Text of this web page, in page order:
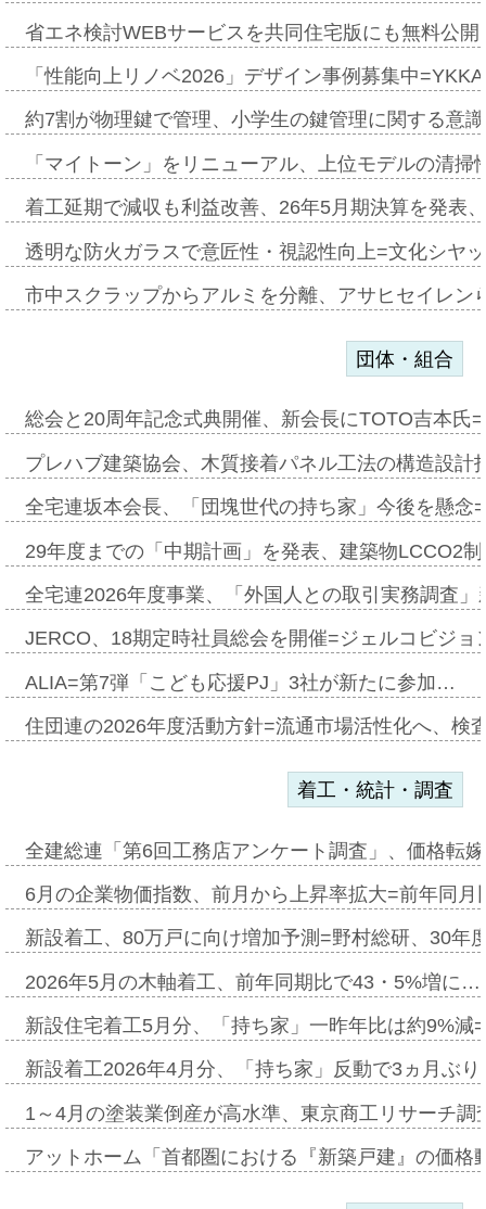
省エネ検討WEBサービスを共同住宅版にも無料公
「性能向上リノベ2026」デザイン事例募集中
約7割が物理鍵で管理、小学生の鍵管理に関する意
「マイトーン」をリニューアル、上位モデルの清
着工延期で減収も利益改善、26年5月期決算を発表
透明な防火ガラスで意匠性・視認性向上=文化シヤ
市中スクラップからアルミを分離、アサヒセイレ
団体・組合
総会と20周年記念式典開催、新会長にTOTO吉本氏
プレハブ建築協会、木質接着パネル工法の構造設
全宅連坂本会長、「団塊世代の持ち家」今後を懸
29年度までの「中期計画」を発表、建築物LCCO2
全宅連2026年度事業、「外国人との取引実務調査
JERCO、18期定時社員総会を開催=ジェルコビジ
ALIA=第7弾「こども応援PJ」3社が新たに参加…
住団連の2026年度活動方針=流通市場活性化へ、検
着工・統計・調査
全建総連「第6回工務店アンケート調査」、価格転
6月の企業物価指数、前月から上昇率拡大=前年同
新設着工、80万戸に向け増加予測=野村総研、30年
2026年5月の木軸着工、前年同期比で43・5%増に…
新設住宅着工5月分、「持ち家」一昨年比は約9%
新設着工2026年4月分、「持ち家」反動で3ヵ月ぶ
1～4月の塗装業倒産が高水準、東京商工リサーチ
アットホーム「首都圏における『新築戸建』の価